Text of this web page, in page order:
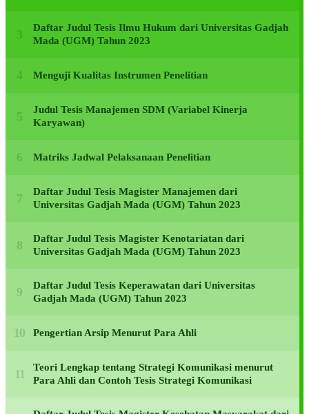
Daftar Judul Tesis Ilmu Hukum dari Universitas Gadjah
Mada (UGM) Tahun 2023
Menguji Kualitas Instrumen Penelitian
Judul Tesis Manajemen SDM (Variabel Kinerja
Karyawan)
Matriks Jadwal Pelaksanaan Penelitian
Daftar Judul Tesis Magister Manajemen dari
Universitas Gadjah Mada (UGM) Tahun 2023
Daftar Judul Tesis Magister Kenotariatan dari
Universitas Gadjah Mada (UGM) Tahun 2023
Daftar Judul Tesis Keperawatan dari Universitas
Gadjah Mada (UGM) Tahun 2023
Pengertian Arsip Menurut Para Ahli
Teori Lengkap tentang Strategi Komunikasi menurut
Para Ahli dan Contoh Tesis Strategi Komunikasi